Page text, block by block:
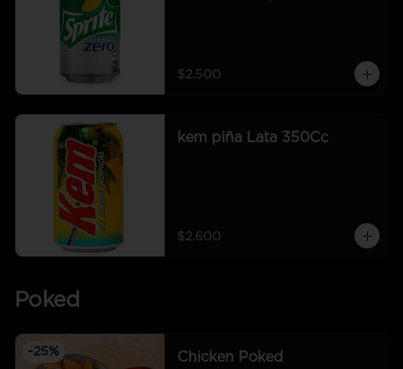
$2.500
kem piña Lata 350Cc
$2.600
Poked
-25% Chicken Poked